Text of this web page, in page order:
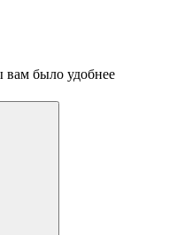
вам было удобнее